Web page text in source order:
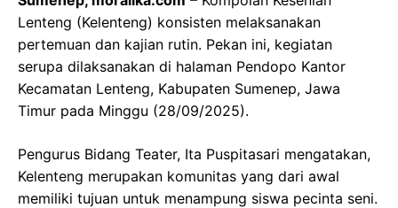
Lenteng (Kelenteng) konsisten melaksanakan
pertemuan dan kajian rutin. Pekan ini, kegiatan
serupa dilaksanakan di halaman Pendopo Kantor
Kecamatan Lenteng, Kabupaten Sumenep, Jawa
Timur pada Minggu (28/09/2025).
Pengurus Bidang Teater, Ita Puspitasari mengatakan,
Kelenteng merupakan komunitas yang dari awal
memiliki tujuan untuk menampung siswa pecinta seni.